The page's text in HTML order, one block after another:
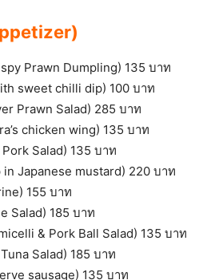
Prawn Dumpling) 135 บาท
sweet chilli dip) 100 บาท
Prawn Salad) 285 บาท
chicken wing) 135 บาท
Salad) 135 บาท
in Japanese mustard) 220 บาท
155 บาท
Salad) 185 บาท
& Pork Ball Salad) 135 บาท
Salad) 185 บาท
sausage) 135 บาท